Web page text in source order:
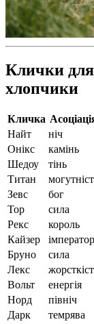
Клички
хлопчики
Кличка
Найт
ніч
Онікс
камінь
Шедоу
тінь
Титан
Зевс
бог
Тор
сила
Рекс
король
Кайзер
імператор
Бруно
сила
Лекс
Вольт
енергія
Норд
північ
Дарк
темрява